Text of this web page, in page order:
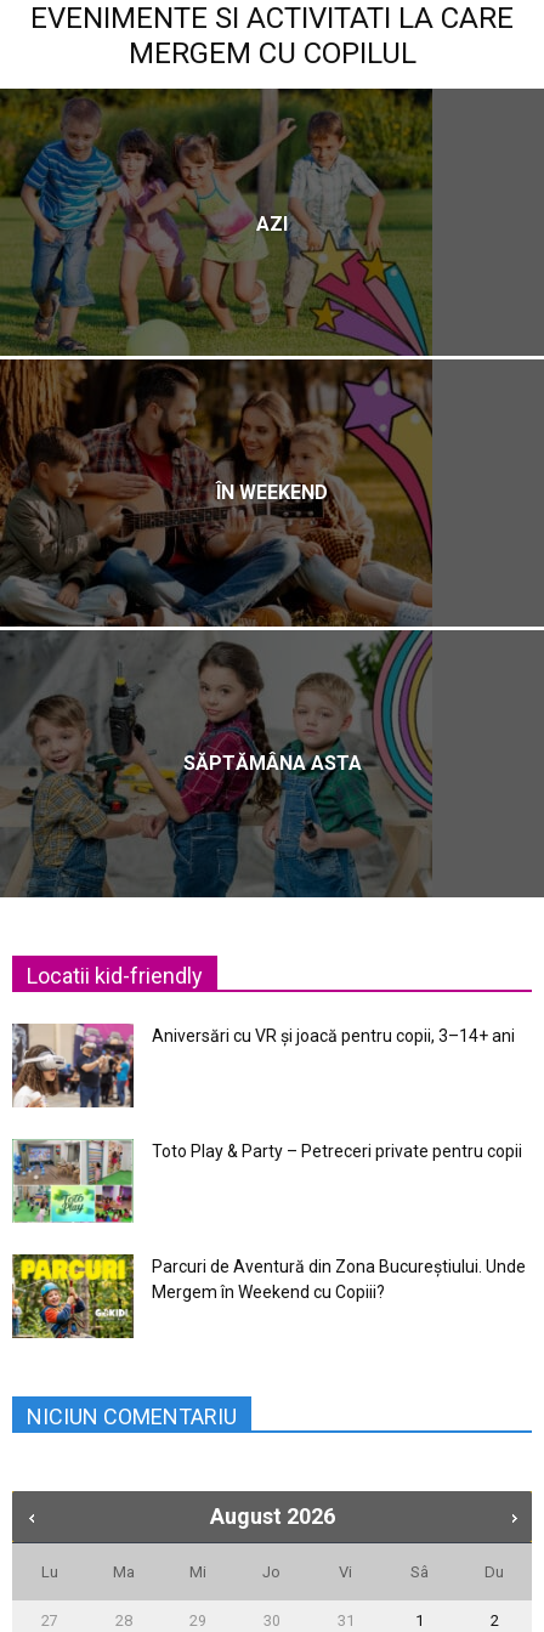
EVENIMENTE SI ACTIVITATI LA CARE
MERGEM CU COPILUL
AZI
ÎN WEEKEND
SĂPTĂMÂNA ASTA
Locatii kid-friendly
Aniversări cu VR și joacă pentru copii, 3–14+ ani
Toto Play & Party – Petreceri private pentru copii
Parcuri de Aventură din Zona Bucureştiului. Unde
Mergem în Weekend cu Copiii?
NICIUN COMENTARIU
August 2026
Lu Ma Mi Jo Vi Sâ Du
27 28 29 30 31 1 2